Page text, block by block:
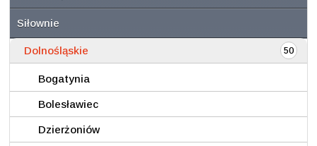
Siłownie
Dolnośląskie 50
Bogatynia
Bolesławiec
Dzierżoniów